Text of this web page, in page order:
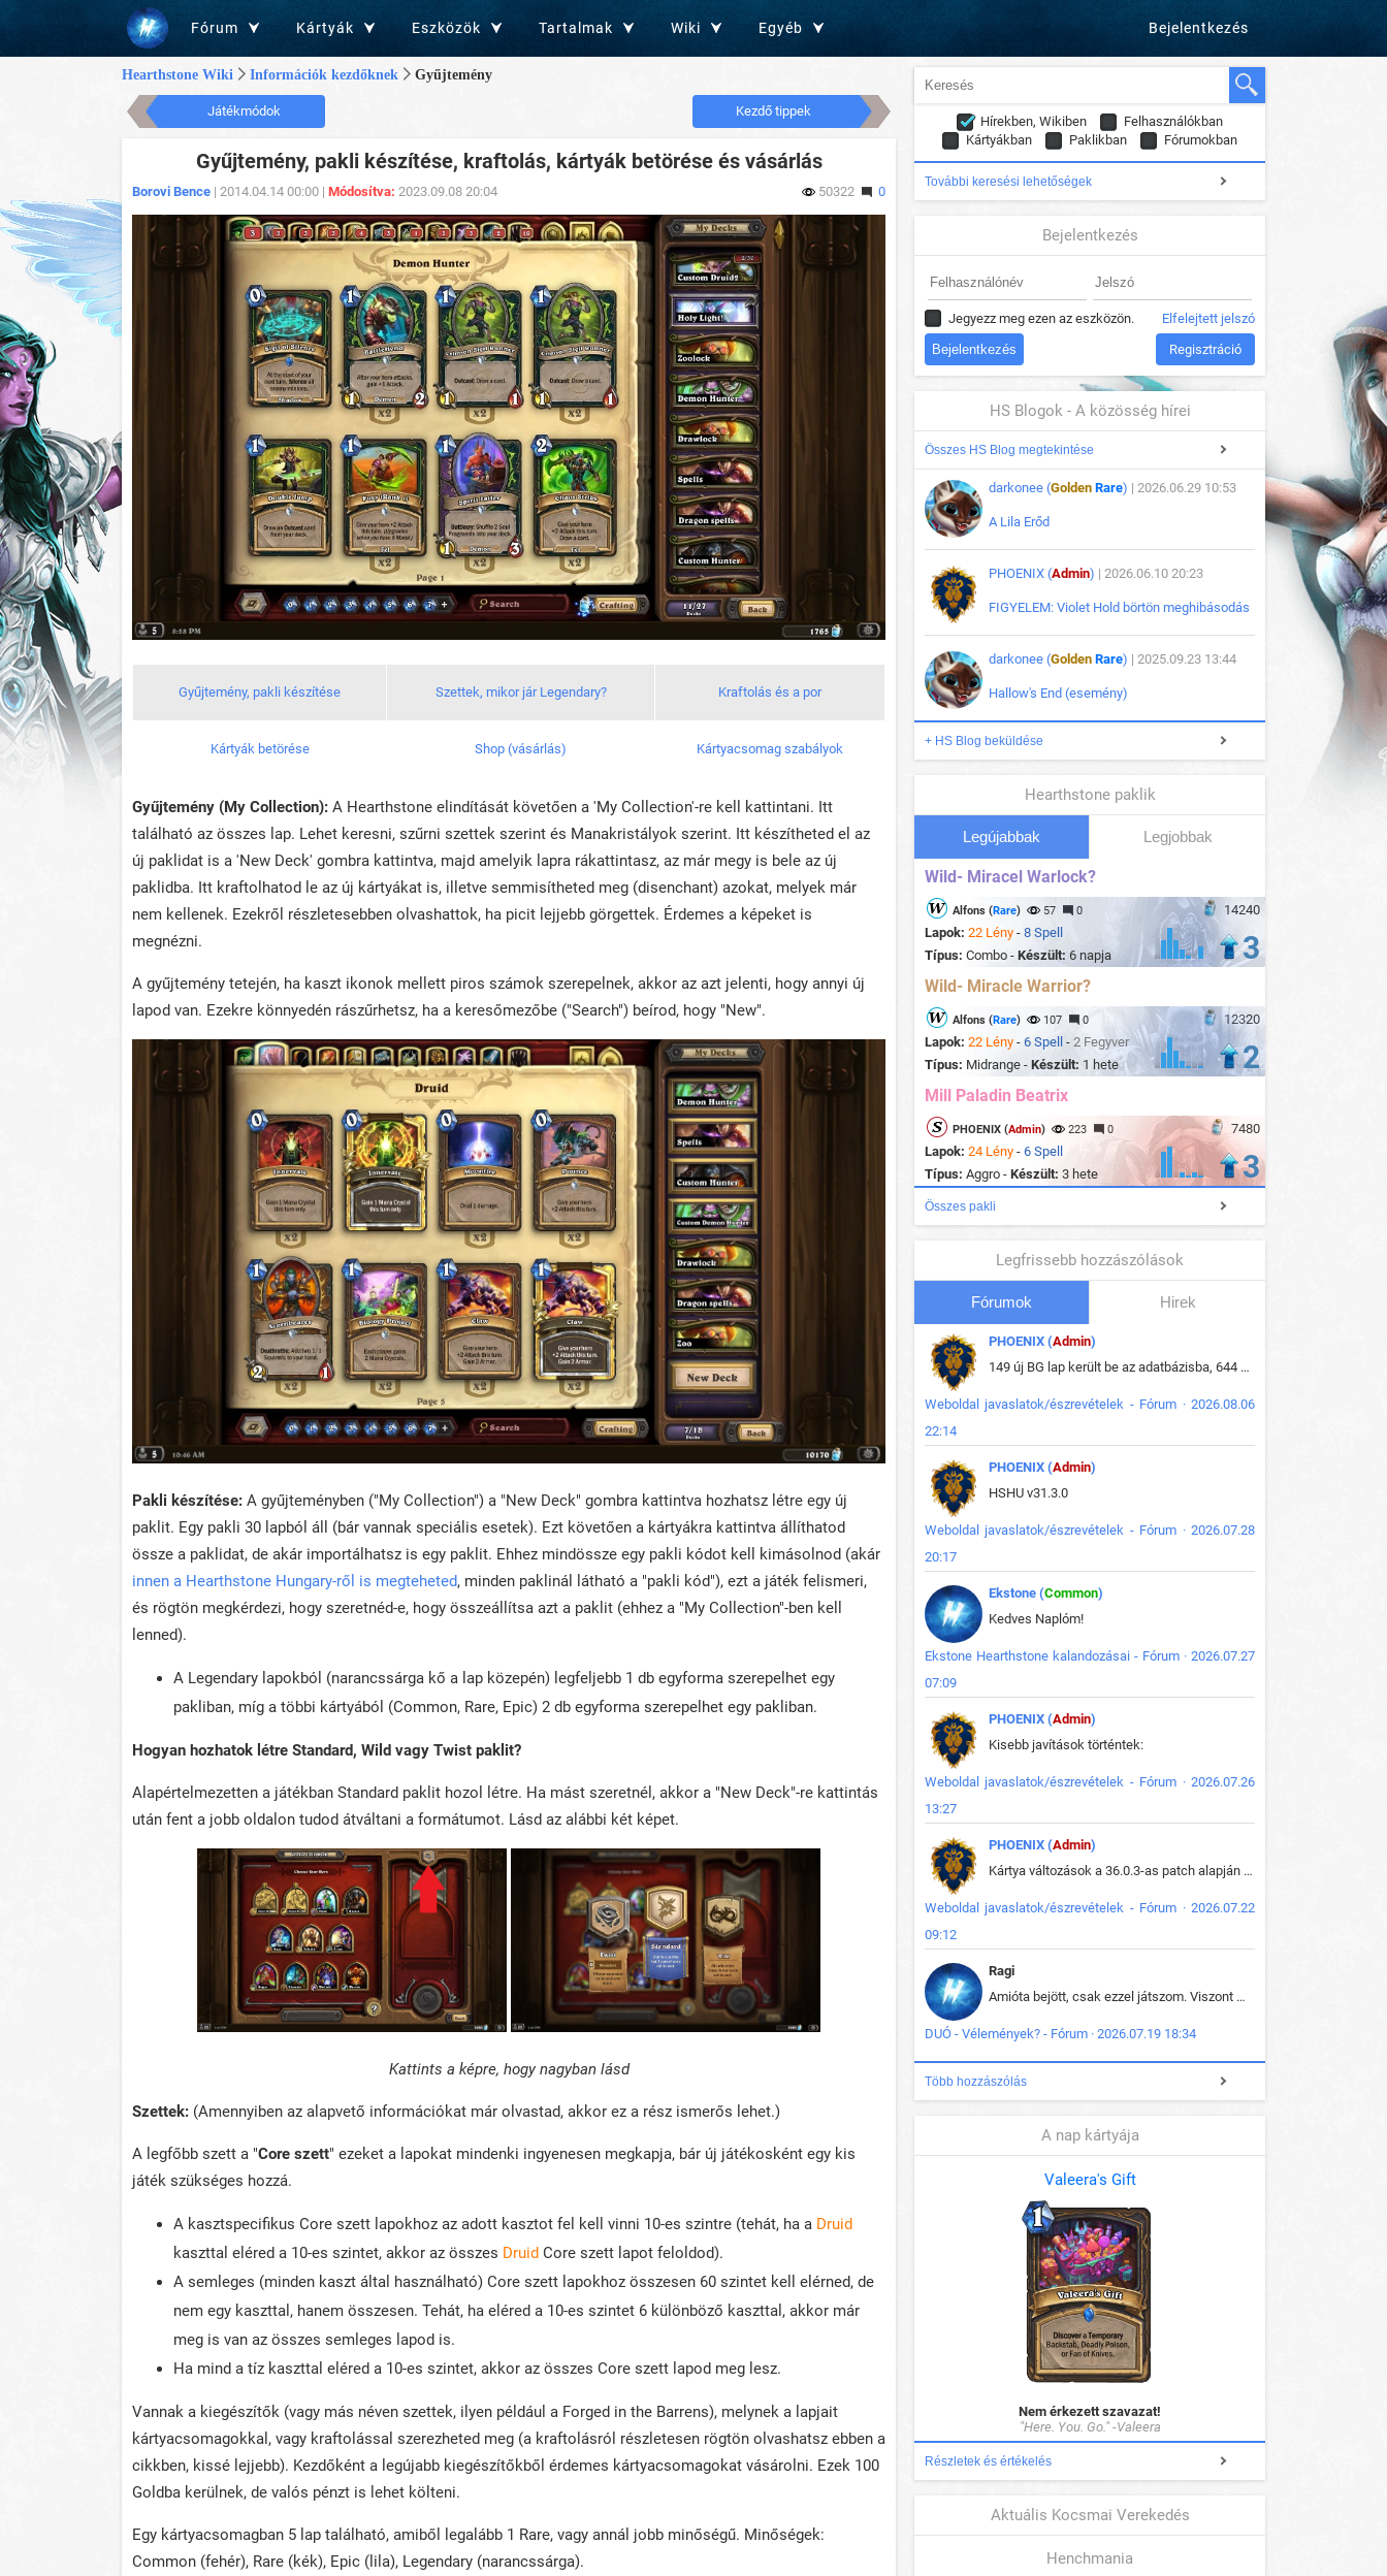
Fórum Kártyák Eszközök Tartalmak Wiki Egyéb Bejelentkezés
Hearthstone Wiki Információk kezdőknek Gyűjtemény
Játékmódok Kezdő tippek
Gyűjtemény, pakli készítése, kraftolás, kártyák betörése és vásárlás
Borovi Bence | 2014.04.14 00:00 | Módosítva: 2023.09.08 20:04 50322 0
Gyűjtemény, pakli készítése Szettek, mikor jár Legendary? Kraftolás és a por
Kártyák betörése Shop (vásárlás) Kártyacsomag szabályok
Gyűjtemény (My Collection): A Hearthstone elindítását követően a 'My Collection'-re kell kattintani. Itt
található az összes lap. Lehet keresni, szűrni szettek szerint és Manakristályok szerint. Itt készítheted el az
új paklidat is a 'New Deck' gombra kattintva, majd amelyik lapra rákattintasz, az már megy is bele az új
paklidba. Itt kraftolhatod le az új kártyákat is, illetve semmisítheted meg (disenchant) azokat, melyek már
nem kellenek. Ezekről részletesebben olvashattok, ha picit lejjebb görgettek. Érdemes a képeket is
megnézni.
A gyűjtemény tetején, ha kaszt ikonok mellett piros számok szerepelnek, akkor az azt jelenti, hogy annyi új
lapod van. Ezekre könnyedén rászűrhetsz, ha a keresőmezőbe ("Search") beírod, hogy "New".
Pakli készítése: A gyűjteményben ("My Collection") a "New Deck" gombra kattintva hozhatsz létre egy új
paklit. Egy pakli 30 lapból áll (bár vannak speciális esetek). Ezt követően a kártyákra kattintva állíthatod
össze a paklidat, de akár importálhatsz is egy paklit. Ehhez mindössze egy pakli kódot kell kimásolnod (akár
innen a Hearthstone Hungary-ről is megteheted, minden paklinál látható a "pakli kód"), ezt a játék felismeri,
és rögtön megkérdezi, hogy szeretnéd-e, hogy összeállítsa azt a paklit (ehhez a "My Collection"-ben kell
lenned).
A Legendary lapokból (narancssárga kő a lap közepén) legfeljebb 1 db egyforma szerepelhet egy
pakliban, míg a többi kártyából (Common, Rare, Epic) 2 db egyforma szerepelhet egy pakliban.
Hogyan hozhatok létre Standard, Wild vagy Twist paklit?
Alapértelmezetten a játékban Standard paklit hozol létre. Ha mást szeretnél, akkor a "New Deck"-re kattintás
után fent a jobb oldalon tudod átváltani a formátumot. Lásd az alábbi két képet.
Kattints a képre, hogy nagyban lásd
Szettek: (Amennyiben az alapvető információkat már olvastad, akkor ez a rész ismerős lehet.)
A legfőbb szett a "Core szett" ezeket a lapokat mindenki ingyenesen megkapja, bár új játékosként egy kis
játék szükséges hozzá.
A kasztspecifikus Core szett lapokhoz az adott kasztot fel kell vinni 10-es szintre (tehát, ha a Druid
kaszttal eléred a 10-es szintet, akkor az összes Druid Core szett lapot feloldod).
A semleges (minden kaszt által használható) Core szett lapokhoz összesen 60 szintet kell elérned, de
nem egy kaszttal, hanem összesen. Tehát, ha eléred a 10-es szintet 6 különböző kaszttal, akkor már
meg is van az összes semleges lapod is.
Ha mind a tíz kaszttal eléred a 10-es szintet, akkor az összes Core szett lapod meg lesz.
Vannak a kiegészítők (vagy más néven szettek, ilyen például a Forged in the Barrens), melynek a lapjait
kártyacsomagokkal, vagy kraftolással szerezheted meg (a kraftolásról részletesen rögtön olvashatsz ebben a
cikkben, kissé lejjebb). Kezdőként a legújabb kiegészítőkből érdemes kártyacsomagokat vásárolni. Ezek 100
Goldba kerülnek, de valós pénzt is lehet költeni.
Egy kártyacsomagban 5 lap található, amiből legalább 1 Rare, vagy annál jobb minőségű. Minőségek:
Common (fehér), Rare (kék), Epic (lila), Legendary (narancssárga).
Hírekben, Wikiben
Felhasználókban
Kártyákban
Paklikban Fórumokban
További keresési lehetőségek
Bejelentkezés
Jegyezz meg ezen az eszközön. Elfelejtett jelszó
Regisztráció
HS Blogok - A közösség hírei
Összes HS Blog megtekintése
darkonee (Golden Rare) | 2026.06.29 10:53
A Lila Erőd
PHOENIX (Admin) | 2026.06.10 20:23
FIGYELEM: Violet Hold börtön meghibásodás
darkonee (Golden Rare) | 2025.09.23 13:44
Hallow's End (esemény)
+ HS Blog beküldése
Hearthstone paklik
Legújabbak Legjobbak
Wild- Miracel Warlock?
14240
Alfons (Rare) 57 0
Lapok: 22 Lény - 8 Spell
Típus: Combo - Készült: 6 napja 3
Wild- Miracle Warrior?
12320
Alfons (Rare) 107 0
Lapok: 22 Lény - 6 Spell - 2 Fegyver
Típus: Midrange - Készült: 1 hete 2
Mill Paladin Beatrix
7480
PHOENIX (Admin) 223 0
Lapok: 24 Lény - 6 Spell
Típus: Aggro - Készült: 3 hete 3
Összes pakli
Legfrissebb hozzászólások
Fórumok Hirek
PHOENIX (Admin)
149 új BG lap került be az adatbázisba, 644 db meglévő BG lap módosult, bekerültek az új képek a megváltozott lapokhoz is.
Weboldal javaslatok/észrevételek - Fórum · 2026.08.06
22:14
PHOENIX (Admin)
HSHU v31.3.0
Weboldal javaslatok/észrevételek - Fórum · 2026.07.28
20:17
Ekstone (Common)
Kedves Naplóm!
Ekstone Hearthstone kalandozásai - Fórum · 2026.07.27
07:09
PHOENIX (Admin)
Kisebb javítások történtek:
Weboldal javaslatok/észrevételek - Fórum · 2026.07.26
13:27
PHOENIX (Admin)
Kártya változások a 36.0.3-as patch alapján frissítve az adatbázisban (képek is cserélve).
Weboldal javaslatok/észrevételek - Fórum · 2026.07.22
09:12
Ragi
Amióta bejött, csak ezzel játszom. Viszont mint minden más - akár az alapjáték is, ez is baromira összetett lett. Néha már pár kör után is esélytelen az egész. Vagy irreállisan túltápol valaki, vagy lelép a partner, vagy csak hülye mint a segg. És amikor eljönne az én időm, na akkor jön el mindenki másé is. Engem jobban érdekelne, hogy ki milyen ratingen szokott játszani. Na ez lenne egy érdekes adat.
DUÓ - Vélemények? - Fórum · 2026.07.19 18:34
Több hozzászólás
A nap kártyája
Valeera's Gift
Nem érkezett szavazat!
"Here. You. Go." -Valeera
Részletek és értékelés
Aktuális Kocsmai Verekedés
Henchmania